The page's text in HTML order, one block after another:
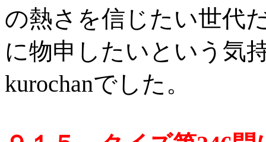
の熱さを信じたい世代
に物申したいという気
kurochanでした。